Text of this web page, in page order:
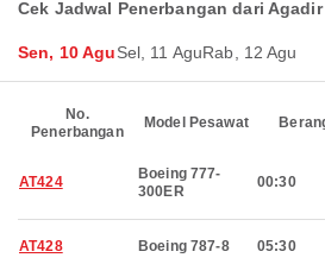
Cek Jadwal Penerbangan dari
Sen, 10 AguSel, 11 AguRab, 12 Agu
No.
Penerbangan
Model Pesawat
AT424
Boeing 777-
300ER
00:30
AT428 Boeing 787-8 05:30